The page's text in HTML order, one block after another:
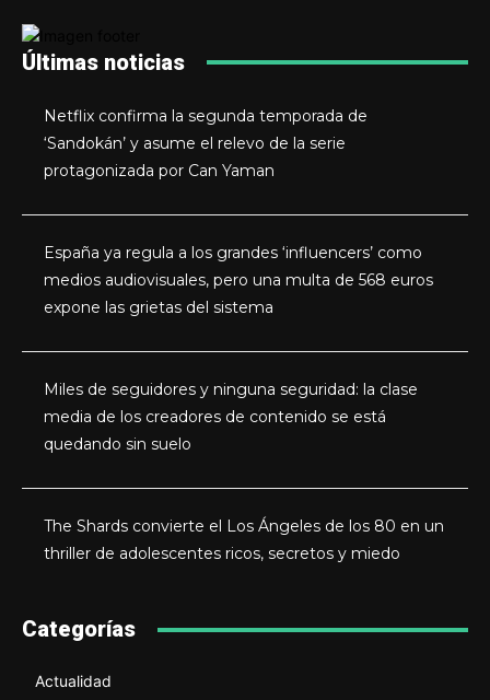
Últimas noticias
Netflix confirma la segunda temporada de
‘Sandokán’ y asume el relevo de la serie
protagonizada por Can Yaman
España ya regula a los grandes ‘influencers’ como
medios audiovisuales, pero una multa de 568 euros
expone las grietas del sistema
Miles de seguidores y ninguna seguridad: la clase
media de los creadores de contenido se está
quedando sin suelo
The Shards convierte el Los Ángeles de los 80 en un
thriller de adolescentes ricos, secretos y miedo
Categorías
Actualidad